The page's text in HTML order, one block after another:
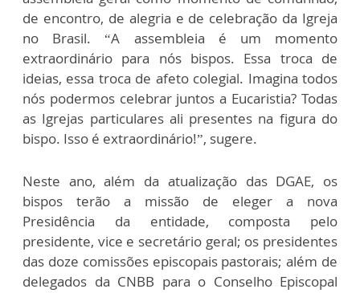
de encontro, de alegria e de celebração da Igreja
no Brasil. “A assembleia é um momento
extraordinário para nós bispos. Essa troca de
ideias, essa troca de afeto colegial. Imagina todos
nós podermos celebrar juntos a Eucaristia? Todas
as Igrejas particulares ali presentes na figura do
bispo. Isso é extraordinário!”, sugere.
Neste ano, além da atualização das DGAE, os
bispos terão a missão de eleger a nova
Presidência da entidade, composta pelo
presidente, vice e secretário geral; os presidentes
das doze comissões episcopais pastorais; além de
delegados da CNBB para o Conselho Episcopal